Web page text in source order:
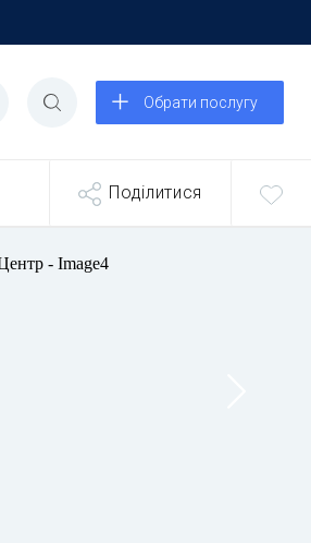
Обрати послугу
Поділитися